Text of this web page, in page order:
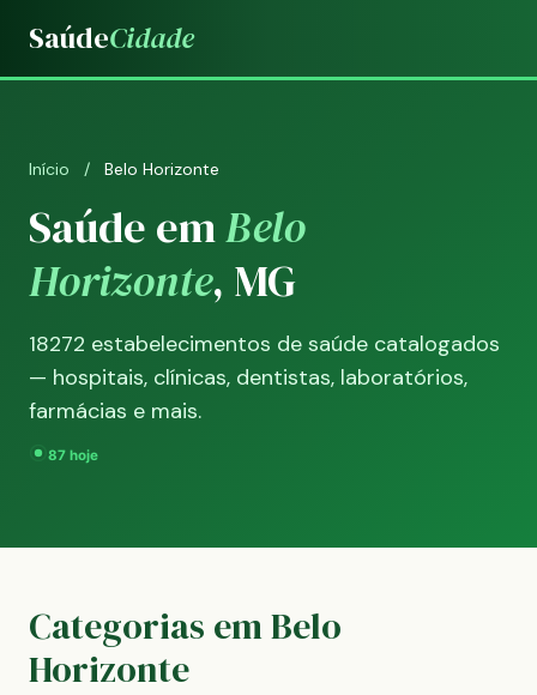
SaúdeCidade
Início / Belo Horizonte
Saúde emBelo
Horizonte, MG
18272 estabelecimentos de saúde catalogados
— hospitais, clínicas, dentistas, laboratórios,
farmácias e mais.
Categorias em Belo
Horizonte